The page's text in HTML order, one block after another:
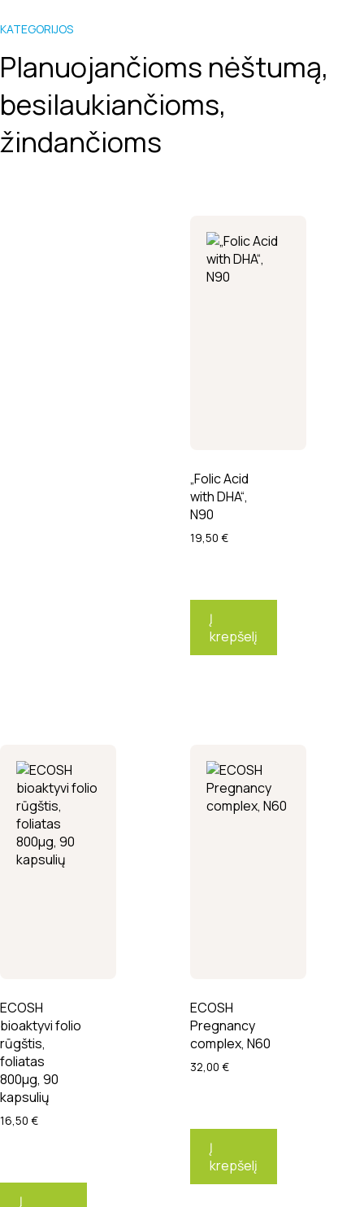
KATEGORIJOS
Planuojančioms nėštumą,
besilaukiančioms,
žindančioms
„Folic Acid
with DHA“,
N90
19,50 €
Į
krepšelį
ECOSH
bioaktyvi folio
rūgštis,
foliatas
800µg, 90
kapsulių
16,50 €
Į
ECOSH
Pregnancy
complex, N60
32,00 €
Į
krepšelį